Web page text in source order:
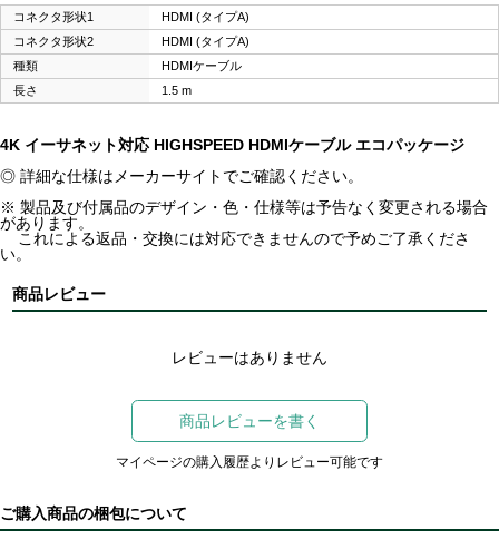
コネクタ形状1
HDMI (タイプA)
コネクタ形状2
HDMI (タイプA)
種類
HDMIケーブル
長さ
1.5 m
4K イーサネット対応 HIGHSPEED HDMIケーブル エコパッケージ
◎ 詳細な仕様はメーカーサイトでご確認ください。
※ 製品及び付属品のデザイン・色・仕様等は予告なく変更される場合
があります。
これによる返品・交換には対応できませんので予めご了承くださ
い。
商品レビュー
レビューはありません
商品レビューを書く
マイページの購入履歴よりレビュー可能です
ご購入商品の梱包について